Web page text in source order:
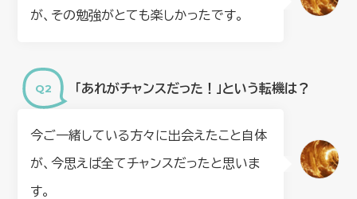
が、その勉強がとても楽しかったです。
「あれがチャンスだった！」という転機は？
今ご一緒している方々に出会えたこと自体
が、今思えば全てチャンスだったと思いま
す。